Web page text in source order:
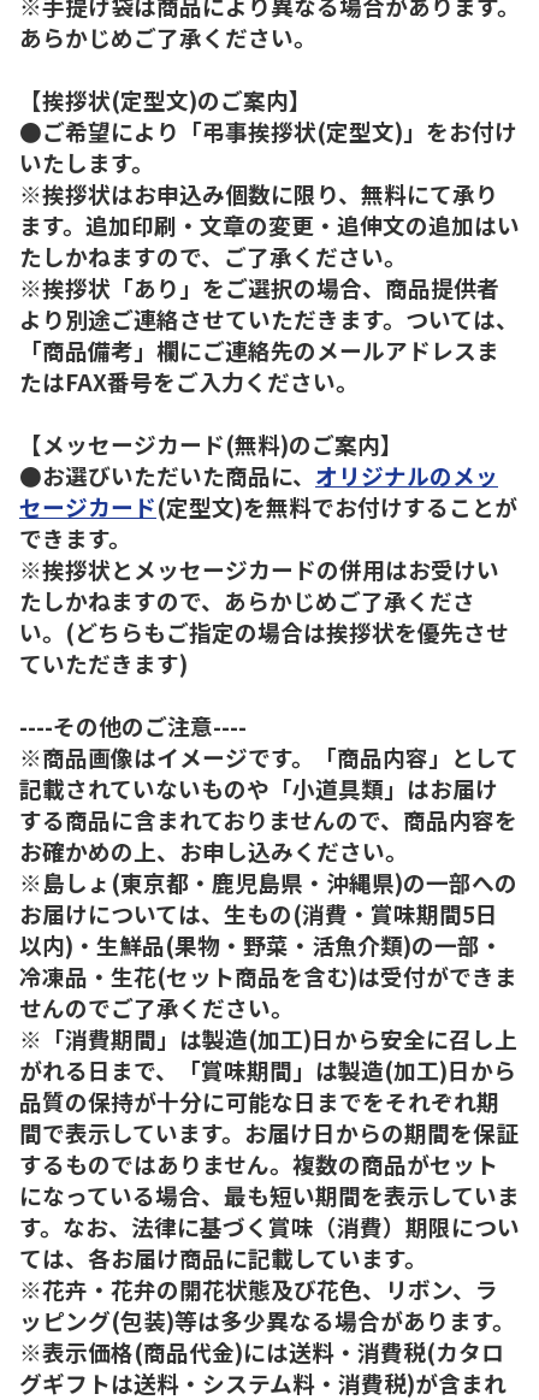
あらかじめご了承ください。
【挨拶状(定型文)のご案内】
●ご希望により「弔事挨拶状(定型文)」をお付け
いたします。
※挨拶状はお申込み個数に限り、無料にて承り
ます。追加印刷・文章の変更・追伸文の追加はい
たしかねますので、ご了承ください。
※挨拶状「あり」をご選択の場合、商品提供者
より別途ご連絡させていただきます。ついては、
「商品備考」欄にご連絡先のメールアドレスま
たはFAX番号をご入力ください。
【メッセージカード(無料)のご案内】
●お選びいただいた商品に、 オリジナルのメッ
セージカード(定型文)を無料でお付けすることが
できます。
※挨拶状とメッセージカードの併用はお受けい
たしかねますので、あらかじめご了承くださ
い。(どちらもご指定の場合は挨拶状を優先させ
ていただきます)
----その他のご注意----
※商品画像はイメージです。「商品内容」として
記載されていないものや「小道具類」はお届け
する商品に含まれておりませんので、商品内容を
お確かめの上、お申し込みください。
※島しょ(東京都・鹿児島県・沖縄県)の一部への
お届けについては、生もの(消費・賞味期間5日
以内)・生鮮品(果物・野菜・活魚介類)の一部・
冷凍品・生花(セット商品を含む)は受付ができま
せんのでご了承ください。
※「消費期間」は製造(加工)日から安全に召し上
がれる日まで、「賞味期間」は製造(加工)日から
品質の保持が十分に可能な日までをそれぞれ期
間で表示しています。お届け日からの期間を保証
するものではありません。複数の商品がセット
になっている場合、最も短い期間を表示していま
す。なお、法律に基づく賞味（消費）期限につい
ては、各お届け商品に記載しています。
※花卉・花弁の開花状態及び花色、リボン、ラ
ッピング(包装)等は多少異なる場合があります。
※表示価格(商品代金)には送料・消費税(カタロ
グギフトは送料・システム料・消費税)が含まれ